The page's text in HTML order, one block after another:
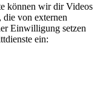
können wir dir Videos
die von externen
Einwilligung setzen
ein: